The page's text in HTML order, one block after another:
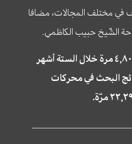
في مختلف المجالات، مضافا
الشّيخ حبيب الكاظمي.
تمّت زيارة موقع سراج ٤,٨٠٠,٠٠٠ مرة خلال الستة أشهر
البحث في محركات